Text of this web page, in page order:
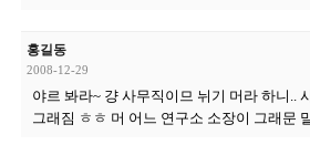
홍길동
2008-12-29
야르 봐라~ 걍 사무직이므 뉘기 머라 하니..
그래짐 ㅎㅎ 머 어느 연구소 소장이 그래문